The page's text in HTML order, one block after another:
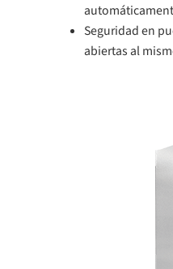
Seguridad en
abiertas al